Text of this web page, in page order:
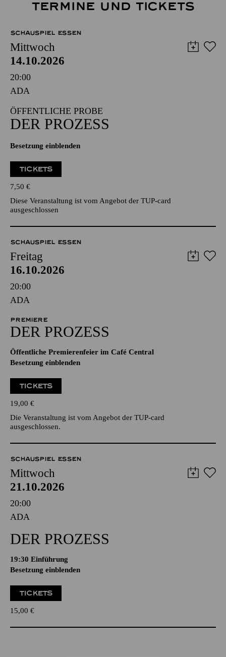
TERMINE UND TICKETS
SCHAUSPIEL ESSEN
Mittwoch
14.10.2026
20:00
ADA
ÖFFENTLICHE PROBE
DER PROZESS
Besetzung einblenden
TICKETS
7,50 €
Diese Veranstaltung ist vom Angebot der TUP-card
ausgeschlossen
SCHAUSPIEL ESSEN
Freitag
16.10.2026
20:00
ADA
PREMIERE
DER PROZESS
Öffentliche Premierenfeier im Café Central
Besetzung einblenden
TICKETS
19,00 €
Die Veranstaltung ist vom Angebot der TUP-card
ausgeschlossen.
SCHAUSPIEL ESSEN
Mittwoch
21.10.2026
20:00
ADA
DER PROZESS
19:30 Einführung
Besetzung einblenden
TICKETS
15,00 €